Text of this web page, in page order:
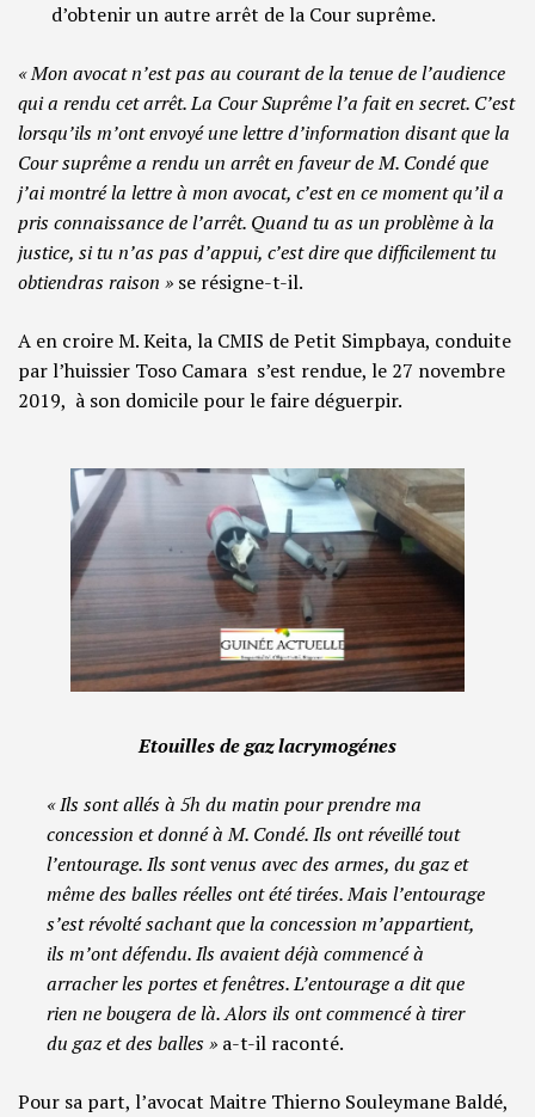
d’obtenir un autre arrêt de la Cour suprême.
« Mon avocat n’est pas au courant de la tenue de l’audience
qui a rendu cet arrêt. La Cour Suprême l’a fait en secret. C’est
lorsqu’ils m’ont envoyé une lettre d’information disant que la
Cour suprême a rendu un arrêt en faveur de M. Condé que
j’ai montré la lettre à mon avocat, c’est en ce moment qu’il a
pris connaissance de l’arrêt. Quand tu as un problème à la
justice, si tu n’as pas d’appui, c’est dire que difficilement tu
obtiendras raison » se résigne-t-il.
A en croire M. Keita, la CMIS de Petit Simpbaya, conduite
par l’huissier Toso Camara s’est rendue, le 27 novembre
2019, à son domicile pour le faire déguerpir.
Etouilles de gaz lacrymogénes
« Ils sont allés à 5h du matin pour prendre ma
concession et donné à M. Condé. Ils ont réveillé tout
l’entourage. Ils sont venus avec des armes, du gaz et
même des balles réelles ont été tirées. Mais l’entourage
s’est révolté sachant que la concession m’appartient,
ils m’ont défendu. Ils avaient déjà commencé à
arracher les portes et fenêtres. L’entourage a dit que
rien ne bougera de là. Alors ils ont commencé à tirer
du gaz et des balles » a-t-il raconté.
Pour sa part, l’avocat Maitre Thierno Souleymane Baldé,